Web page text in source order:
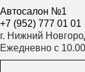
Автосалон №1
+7 (952) 777 01 01
г. Нижний
Ежедневно с